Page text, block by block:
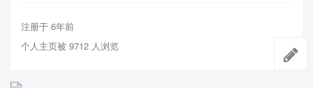
注册于 6年前
个人主页被 9712 人浏览